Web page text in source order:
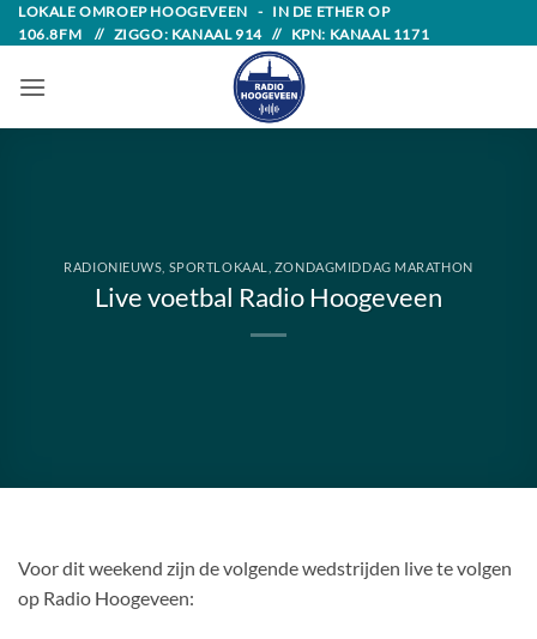
Skip
to
content
LOKALE OMROEP HOOGEVEEN - IN DE ETHER OP
106.8FM // ZIGGO: KANAAL 914 // KPN: KANAAL 1171
RADIONIEUWS SPORTLOKAAL ZONDAGMIDDAG MARATHON
Live voetbal Radio Hoogeveen
Voor dit weekend zijn de volgende wedstrijden live te volgen
op Radio Hoogeveen: